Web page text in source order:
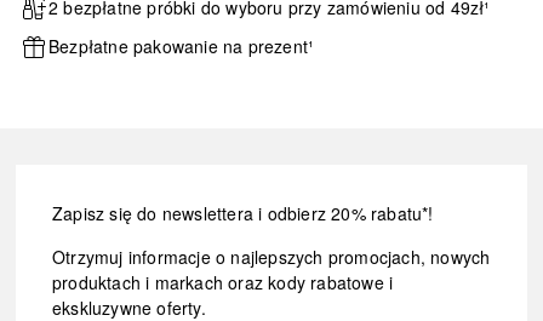
2 bezpłatne próbki do wyboru przy zamówieniu od 49zł¹
Bezpłatne pakowanie na prezent¹
Zapisz się do newslettera i odbierz 20% rabatu*!
Otrzymuj informacje o najlepszych promocjach, nowych
produktach i markach oraz kody rabatowe i
ekskluzywne oferty.